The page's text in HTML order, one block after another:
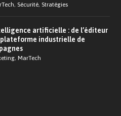
, Sécurité, Stratégies
artificielle : de l’éditeur
industrielle de
,MarTech